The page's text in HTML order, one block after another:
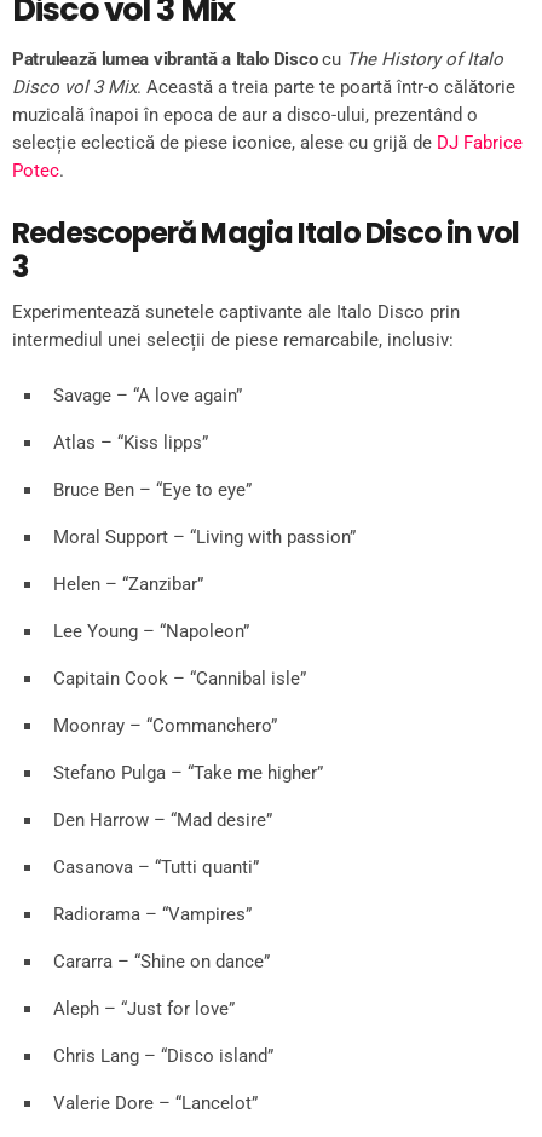
Disco vol 3 Mix
Patrulează lumea vibrantă a Italo Discocu The History of Italo
Disco vol 3 Mix. Această a treia parte te poartă într-o călătorie
muzicală înapoi în epoca de aur a disco-ului, prezentând o
selecție eclectică de piese iconice, alese cu grijă de DJ Fabrice
Potec.
Redescoperă Magia Italo Disco in vol
3
Experimentează sunetele captivante ale Italo Disco prin
intermediul unei selecții de piese remarcabile, inclusiv:
Savage – “A love again”
Atlas – “Kiss lipps”
Bruce Ben – “Eye to eye”
Moral Support – “Living with passion”
Helen – “Zanzibar”
Lee Young – “Napoleon”
Capitain Cook – “Cannibal isle”
Moonray – “Commanchero”
Stefano Pulga – “Take me higher”
Den Harrow – “Mad desire”
Casanova – “Tutti quanti”
Radiorama – “Vampires”
Cararra – “Shine on dance”
Aleph – “Just for love”
Chris Lang – “Disco island”
Valerie Dore – “Lancelot”